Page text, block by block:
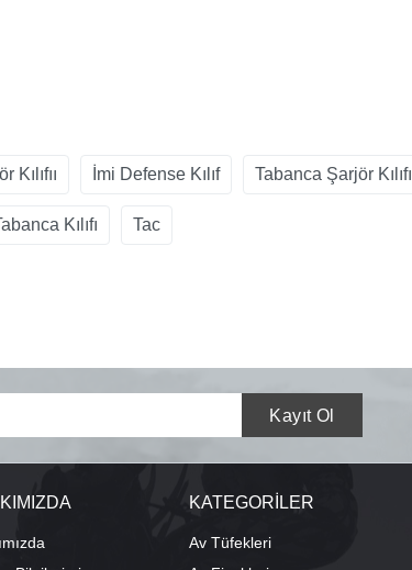
Kılıfıı İmi Defense Kılıf Tabanca Şarjör Kılıfı
Kılıfı Tac
KATEGORİLER
Av Tüfekleri